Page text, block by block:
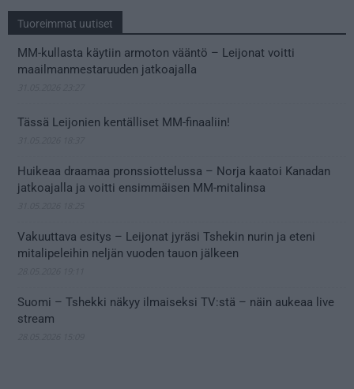
Tuoreimmat uutiset
MM-kullasta käytiin armoton vääntö – Leijonat voitti
maailmanmestaruuden jatkoajalla
Tässä Leijonien kentälliset MM-finaaliin!
Huikeaa draamaa pronssiottelussa – Norja kaatoi Kanadan
jatkoajalla ja voitti ensimmäisen MM-mitalinsa
Vakuuttava esitys – Leijonat jyräsi Tshekin nurin ja eteni
mitalipeleihin neljän vuoden tauon jälkeen
Suomi – Tshekki näkyy ilmaiseksi TV:stä – näin aukeaa live
stream